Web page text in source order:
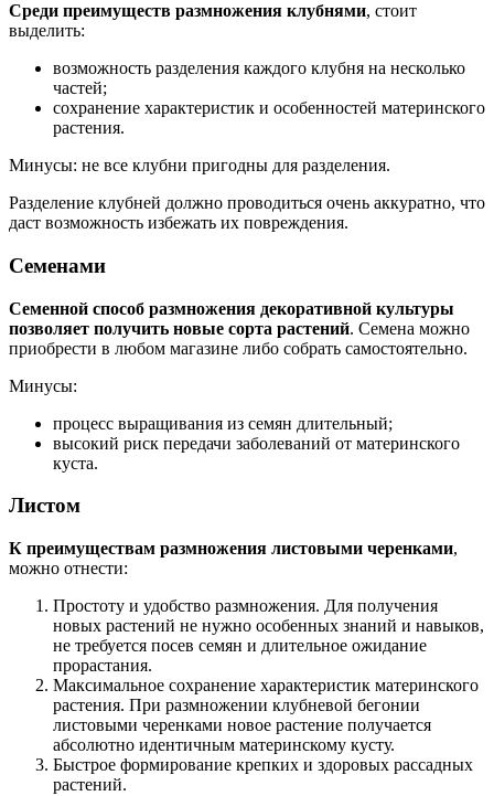
Среди преимуществ размножения клубнями, стоит
выделить:
возможность разделения каждого клубня на несколько
частей;
сохранение характеристик и особенностей материнского
растения.
Минусы: не все клубни пригодны для разделения.
Разделение клубней должно проводиться очень аккуратно, что
даст возможность избежать их повреждения.
Семенами
Семенной способ размножения декоративной культуры
позволяет получить новые сорта растений. Семена можно
приобрести в любом магазине либо собрать самостоятельно.
Минусы:
процесс выращивания из семян длительный;
высокий риск передачи заболеваний от материнского
куста.
Листом
К преимуществам размножения листовыми черенками,
можно отнести:
Простоту и удобство размножения. Для получения
новых растений не нужно особенных знаний и навыков,
не требуется посев семян и длительное ожидание
прорастания.
Максимальное сохранение характеристик материнского
растения. При размножении клубневой бегонии
листовыми черенками новое растение получается
абсолютно идентичным материнскому кусту.
Быстрое формирование крепких и здоровых рассадных
растений.